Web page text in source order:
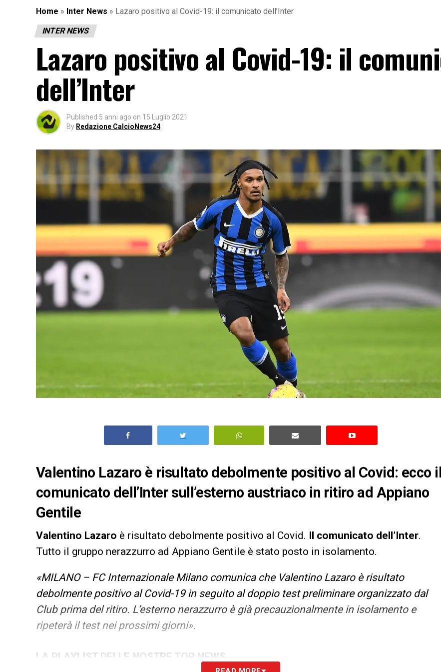
Home » Inter News » Lazaro positivo al Covid-19: il comunicato dell’Inter
INTER NEWS
Lazaro positivo al Covid-19: il
dell’Inter
Published 5 anni ago on 15 Luglio 2021
By Redazione CalcioNews24
Valentino Lazaro è risultato debolmente positivo al Covid: ecco il
comunicato dell’Inter sull’esterno austriaco in ritiro ad Appiano
Gentile
Valentino Lazaro è risultato debolmente positivo al Covid. Il comunicato dell’Inter.
Tutto il gruppo nerazzurro ad Appiano Gentile è stato posto in isolamento.
«MILANO – FC Internazionale Milano comunica che Valentino Lazaro è risultato
debolmente positivo al Covid-19 in seguito al doppio test preliminare organizzato dal
Club prima del ritiro. L’esterno nerazzurro è già precauzionalmente in isolamento e
ripeterà il test nei prossimi giorni».
LA PLAYLIST DELLE NOSTRE TOP NEWS